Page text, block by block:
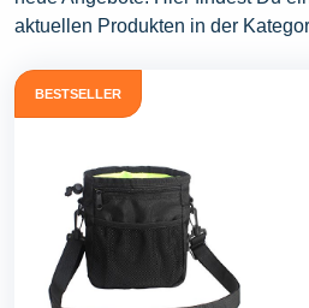
aktuellen Produkten in der
BESTSELLER